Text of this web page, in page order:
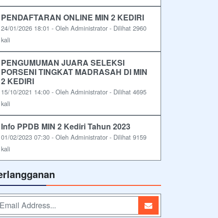
PENDAFTARAN ONLINE MIN 2 KEDIRI
24/01/2026 18:01 - Oleh Administrator - Dilihat 2960
kali
PENGUMUMAN JUARA SELEKSI
PORSENI TINGKAT MADRASAH DI MIN
2 KEDIRI
15/10/2021 14:00 - Oleh Administrator - Dilihat 4695
kali
Info PPDB MIN 2 Kediri Tahun 2023
01/02/2023 07:30 - Oleh Administrator - Dilihat 9159
kali